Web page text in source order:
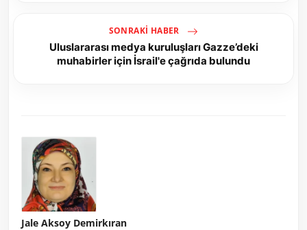
SONRAKI HABER
Uluslararası medya kuruluşları Gazze’deki
muhabirler için İsrail'e çağrıda bulundu
Jale Aksoy Demirkıran